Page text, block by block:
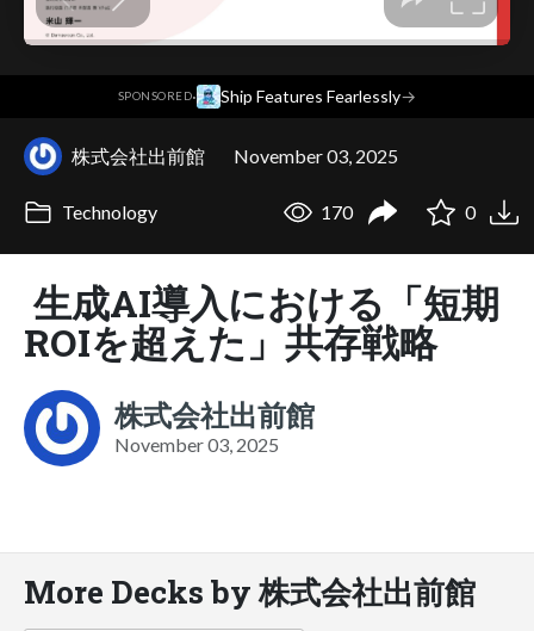
SPONSORED· Ship Features Fearlessly→
株式会社出前館 November 03, 2025
Technology 170 0
生成AI導入における「短期
ROIを超えた」共存戦略
株式会社出前館
November 03, 2025
More Decks by 株式会社出前館